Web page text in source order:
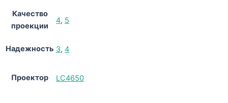
Качество
проекции
4, 5
Надежность 3, 4
Проектор LC4650